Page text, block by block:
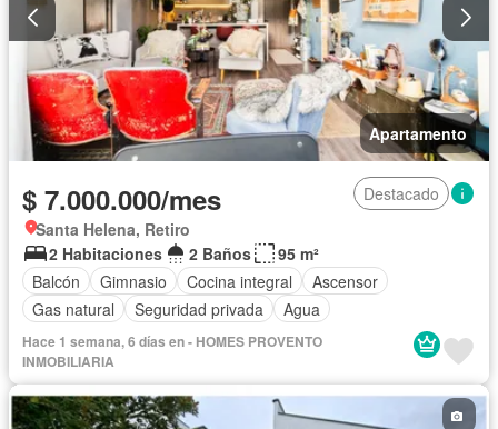
Apartamento
$ 7.000.000/mes
Destacado
Santa Helena, Retiro
2 Habitaciones
2 Baños
95 m²
Balcón
Gimnasio Cocina integral
Ascensor
Gas natural
Seguridad privada Agua
Hace 1 semana, 6 días en - HOMES PROVENTO
INMOBILIARIA